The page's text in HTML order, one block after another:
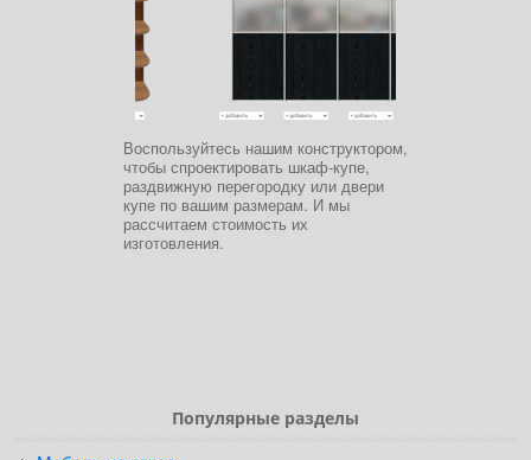
Воспользуйтесь нашим конструктором,
чтобы спроектировать шкаф-купе,
раздвижную перегородку или двери
купе по вашим размерам. И мы
рассчитаем стоимость их
изготовления.
Популярные разделы